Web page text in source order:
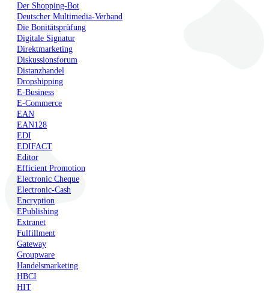
Der Shopping-Bot
Deutscher Multimedia-Verband
Die Bonitätsprüfung
Digitale Signatur
Direktmarketing
Diskussionsforum
Distanzhandel
Dropshipping
E-Business
E-Commerce
EAN
EAN128
EDI
EDIFACT
Editor
Efficient Promotion
Electronic Cheque
Electronic-Cash
Encryption
EPublishing
Extranet
Fulfillment
Gateway
Groupware
Handelsmarketing
HBCI
HIT